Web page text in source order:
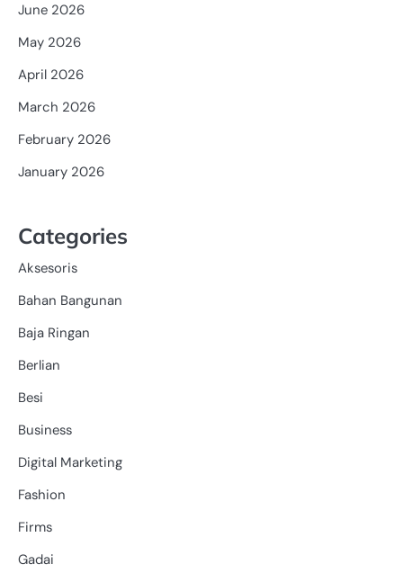
June 2026
May 2026
April 2026
March 2026
February 2026
January 2026
Categories
Aksesoris
Bahan Bangunan
Baja Ringan
Berlian
Besi
Business
Digital Marketing
Fashion
Firms
Gadai